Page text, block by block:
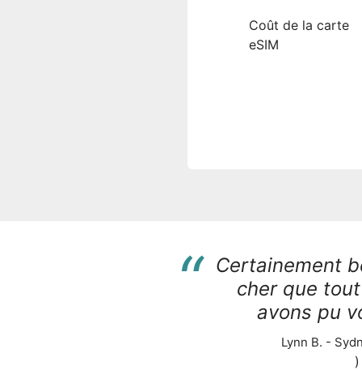
Coût de la carte
eSIM
“
Certainement
cher que
avons pu
Lynn B. -
)